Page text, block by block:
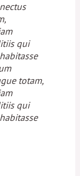
qui
totam,
qui